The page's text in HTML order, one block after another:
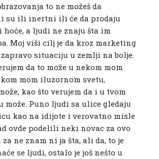
to ne možeš da
su ili inertni ili će da prodaju
hoće, a ljudi ne znaju šta im
Moj viši cilj je da kroz marketing
situaciju u zemlji na bolje.
da to može u nekom mom
mom iluzornom svetu,
kao što verujem da i u tvom
može. Puno ljudi sa ulice gledaju
kao na idijote i verovatno misle
ovde podelili neki novac za ovo
ne znam ni ja šta, ali da, to je
se ljudi, ostalo je još nešto u